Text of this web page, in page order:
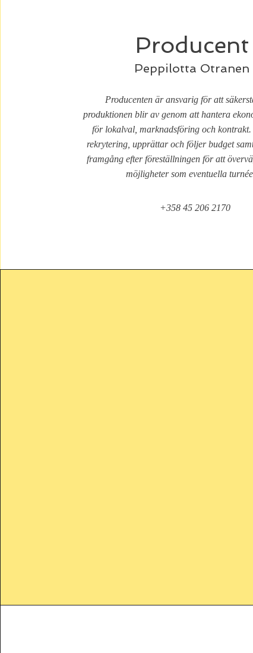
Producent
Peppilotta Otranen
Producenten är ansvarig för att
produktionen blir av genom att hantera
för lokalval, marknadsföring och
rekrytering, upprättar och följer budget
framgång efter föreställningen för att
möjligheter som eventuella
+358 45 206 2170